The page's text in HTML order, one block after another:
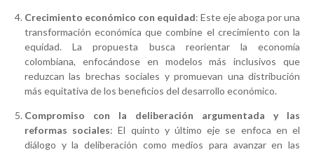
Crecimiento económico con equidad: Este eje aboga por una
transformación económica que combine el crecimiento con la
equidad. La propuesta busca reorientar la economía
colombiana, enfocándose en modelos más inclusivos que
reduzcan las brechas sociales y promuevan una distribución
más equitativa de los beneficios del desarrollo económico.
Compromiso con la deliberación argumentada y las
reformas sociales: El quinto y último eje se enfoca en el
diálogo y la deliberación como medios para avanzar en las